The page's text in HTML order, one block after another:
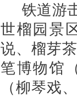
铁道游
世榴园景
说、榴芽
笔博物馆
（柳琴戏